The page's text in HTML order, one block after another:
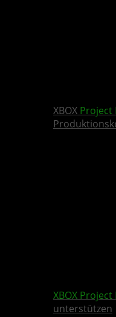
XBOX Project
XBOX Project
unterstützen